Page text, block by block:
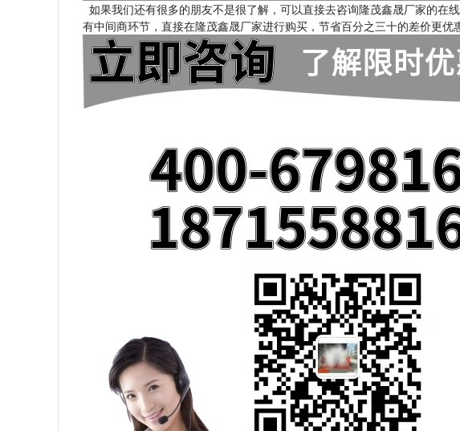
如果我们还有很多的朋友不是很了解，可以直接去咨询隆茂鑫晟厂家的在
有中间商环节，直接在隆茂鑫晟厂家进行购买，节省百分之三十的差价更优